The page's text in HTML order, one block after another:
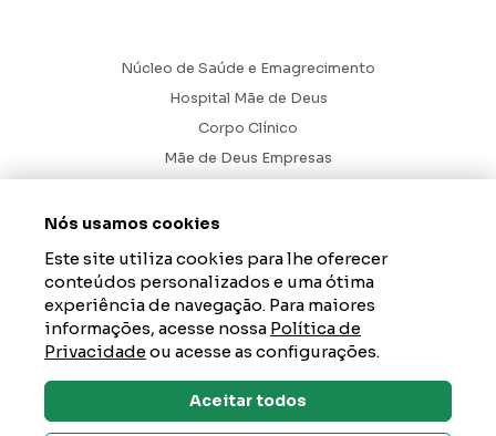
Núcleo de Saúde e Emagrecimento
Hospital Mãe de Deus
Corpo Clínico
Mãe de Deus Empresas
Ouvidoria
Hospital Mãe de Deus. Todos os Direitos Reservados.
Desenvolvido por
Axysweb
Nós usamos cookies
Este site utiliza cookies para lhe oferecer
conteúdos personalizados e uma ótima
experiência de navegação. Para maiores
informações, acesse nossa Política de
Privacidadeou acesse as configurações.
Aceitar todos